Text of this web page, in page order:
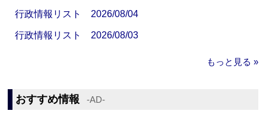
行政情報リスト 2026/08/04
行政情報リスト 2026/08/03
もっと見る »
おすすめ情報 ‐AD‐